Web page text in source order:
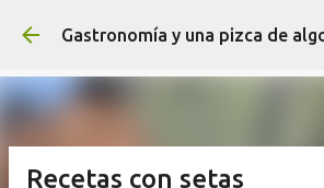
Ir al contenido
Gastronomía y una pizca de
Recetas con setas